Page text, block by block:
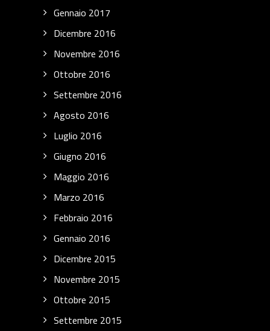
Gennaio 2017
Dicembre 2016
Novembre 2016
Ottobre 2016
Settembre 2016
Agosto 2016
Luglio 2016
Giugno 2016
Maggio 2016
Marzo 2016
Febbraio 2016
Gennaio 2016
Dicembre 2015
Novembre 2015
Ottobre 2015
Settembre 2015